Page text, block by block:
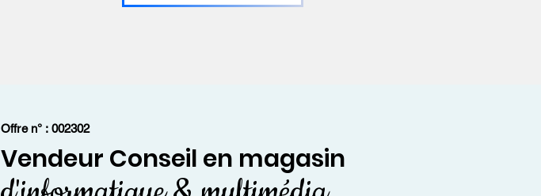
Offre n° : 002302
Vendeur Conseil en magasin